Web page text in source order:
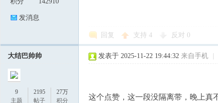
发消息
回复 支持 4 反对 0
大结巴帅帅
9
主题
2195
帖子
27万
积分
发表于 2025-11-22 19:44:32 来自手机
这个点赞，这一段没隔离带，晚上真